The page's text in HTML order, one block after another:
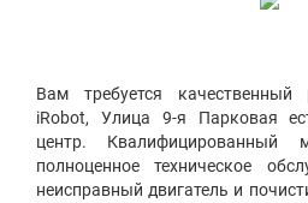
Вам требуется качественный
iRobot, Улица 9-я Парковая
центр. Квалифицированный
полноценное техническое
неисправный двигатель и